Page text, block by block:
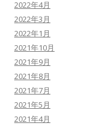
2022年4月
2022年3月
2022年1月
2021年10月
2021年9月
2021年8月
2021年7月
2021年5月
2021年4月